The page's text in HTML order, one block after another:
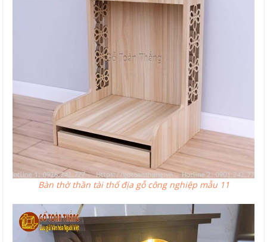
Bàn thờ thần tài thổ địa gỗ công nghiệp mẫu 11